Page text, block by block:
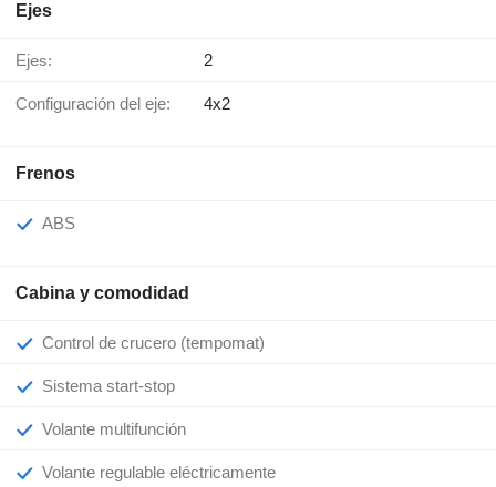
Ejes
Ejes: 2
Configuración del eje: 4x2
Frenos
ABS
Cabina y comodidad
Control de crucero (tempomat)
Sistema start-stop
Volante multifunción
Volante regulable eléctricamente